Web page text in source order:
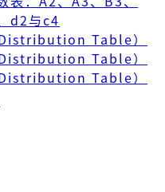
d2与c4
Table）
Table）
Table）